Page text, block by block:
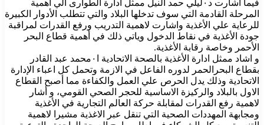
فيما أشارت د٠ليلي حمد النيل ممثل ادارة الطوارى الي أهمية
المرحلة القادمة التي سوف تدخلها البلاد والتي تتطلب الأدوار الكبيرة
للرعاية علي الأغذية واشارت لاهمية التدريب ورفع القدرات لمراقبة
جودة الأغذية في نقاط الدخول وياتي ذلك في أهمية قطاع البحر
الأحمر وخاصة رقابة الأغذية.
و اشاد ممثل ادارة الأغذية بالصحة الاتحادية ا٠محمد عبد القادر
بقطاع البحرالحمر لدوره الفاعل في الازمة وتحمل كل اعباء الإدارة
الاتحادية وذلك يدل الحرص علي العمل والكفاءة مما أصبح القطاع
الاول بالبلاد والركيزة الاساسية للحجر الصحي القومي، و أشار
لاهمية رفع القدرات لمقابلة حركة العالم التجارية في الأغذية
ومجابهة المهددات الصحية التي تنقل عبر الاغذية مشيرا لاهمية